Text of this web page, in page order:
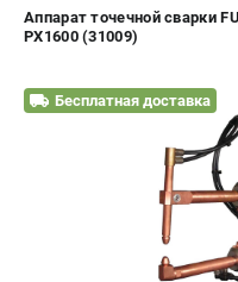
ВХОД ИЛИ
+7 (8112) 59-10-67 -
Аппарат точечной сварки
PX1600 (31009)
Бесплатная доставка